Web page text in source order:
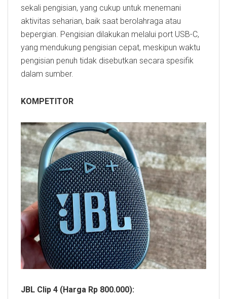
sekali pengisian, yang cukup untuk menemani
aktivitas seharian, baik saat berolahraga atau
bepergian. Pengisian dilakukan melalui port USB-C,
yang mendukung pengisian cepat, meskipun waktu
pengisian penuh tidak disebutkan secara spesifik
dalam sumber.
KOMPETITOR
JBL Clip 4 (Harga Rp 800.000):